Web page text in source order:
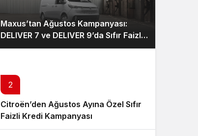
Maxus’tan Ağustos Kampanyası:
DELIVER 7 ve DELIVER 9’da Sıfır Faizli
Kredi ve Özel Fiyat Avantajı
2
Citroën’den Ağustos Ayına Özel Sıfır
Faizli Kredi Kampanyası